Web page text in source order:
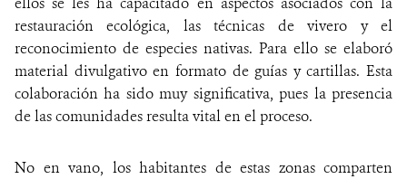
restauración ecológica, las técnicas de vivero y el
reconocimiento de especies nativas. Para ello se elaboró
material divulgativo en formato de guías y cartillas. Esta
colaboración ha sido muy significativa, pues la presencia
de las comunidades resulta vital en el proceso.
No en vano, los habitantes de estas zonas comparten